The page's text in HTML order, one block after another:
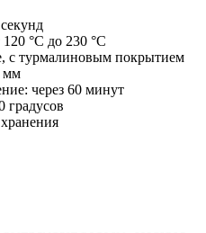
°C до 230 °C
с турмалиновым покрытием
мм
через 60 минут